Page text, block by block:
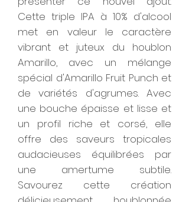
Cette triple IPA à 10% d'alcool
met en valeur le caractère
vibrant et juteux du houblon
Amarillo, avec un mélange
spécial d'Amarillo Fruit Punch et
de variétés d'agrumes. Avec
une bouche épaisse et lisse et
un profil riche et corsé, elle
offre des saveurs tropicales
audacieuses équilibrées par
une amertume subtile.
Savourez cette création